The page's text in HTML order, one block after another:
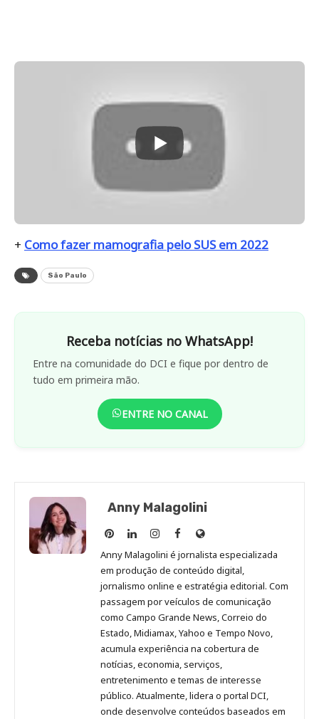
+ Como fazer mamografia pelo SUS em 2022
São Paulo
Receba notícias no WhatsApp!
Entre na comunidade do DCI e fique por dentro de
tudo em primeira mão.
ENTRE NO CANAL
Anny Malagolini
Anny
Malagolini
no
Pinterest
Anny
Malagolini
no
LinkedIn
Anny
Malagolini
no
Instagram
Anny
Malagolini
no
Facebook
Site
de
Anny
Malagolini
Anny Malagolini é jornalista especializada
em produção de conteúdo digital,
jornalismo online e estratégia editorial. Com
passagem por veículos de comunicação
como Campo Grande News, Correio do
Estado, Midiamax, Yahoo e Tempo Novo,
acumula experiência na cobertura de
notícias, economia, serviços,
entretenimento e temas de interesse
público. Atualmente, lidera o portal DCI,
onde desenvolve conteúdos baseados em